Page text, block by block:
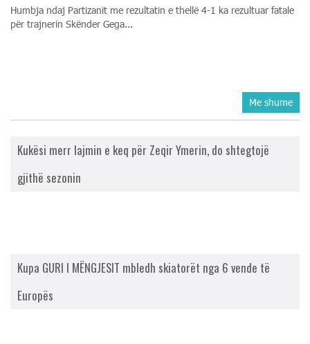
Humbja ndaj Partizanit me rezultatin e thellë 4-1 ka rezultuar fatale
për trajnerin Skënder Gega...
Me shume
Kukësi merr lajmin e keq për Zeqir Ymerin, do shtegtojë
gjithë sezonin
Kupa GURI I MËNGJESIT mbledh skiatorët nga 6 vende të
Europës